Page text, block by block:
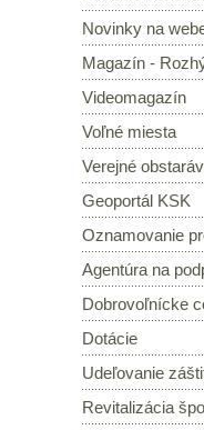
Novinky na
Magazín -
Videomagazín
Voľné miesta
Verejné
Geoportál KSK
Oznamovanie
Agentúra na
Dobrovoľnícke
Dotácie
Udeľovanie
Revitalizácia